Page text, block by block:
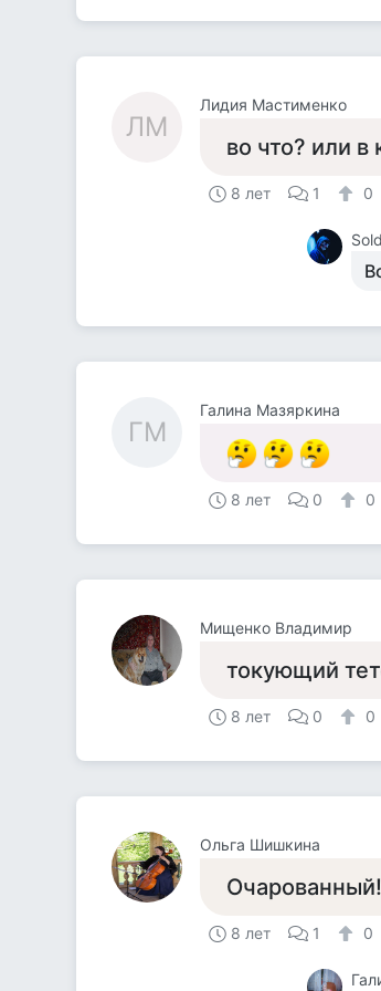
ЛМ
Лидия Мастименко
во что? или в
8 лет 1 0
ГМ
Галина Мазяркина
8 лет 0 0
Мищенко Владимир
токующий
8 лет 0 0
Ольга Шишкина
Очарованный!
8 лет 1 0